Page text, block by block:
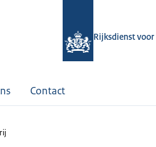
Rijksdienst
Contact